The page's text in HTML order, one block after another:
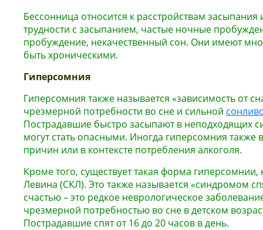
Бессонница относится к расстройствам
трудности с засыпанием, частые ночные
пробуждение, некачественный сон. Они имеют
быть хроническими.
Гиперсомния
Гиперсомния также называется «зависимость от
чрезмерной потребности во сне и сильной
Пострадавшие быстро засыпают в неподходящих
могут стать опасными. Иногда гиперсомния также
причин или в контексте потребления алкоголя.
Кроме того, существует такая форма
Левина (СКЛ). Это также называется «синдромом
счастью – это редкое неврологическое
чрезмерной потребностью во сне в детском
Пострадавшие спят от 16 до 20 часов в день.